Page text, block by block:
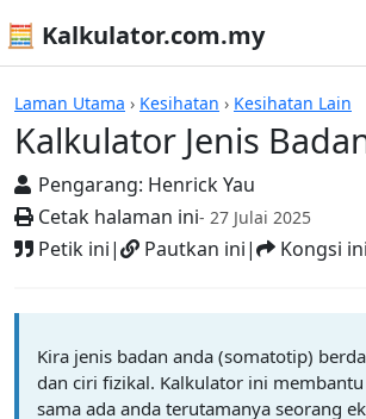
🧮 Kalkulator.com.my
Laman Utama › Kesihatan › Kesihatan Lain
Kalkulator Jenis
Pengarang: Henrick Yau
Cetak halaman ini- 27 Julai 2025
Petik ini| Pautkan ini| Kongsi ini
Kalkulator
Kira jenis badan anda (somatotip)
dan ciri fizikal. Kalkulator ini
sama ada anda terutamanya seorang